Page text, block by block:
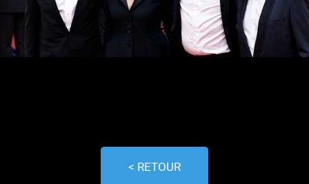
< RETOUR